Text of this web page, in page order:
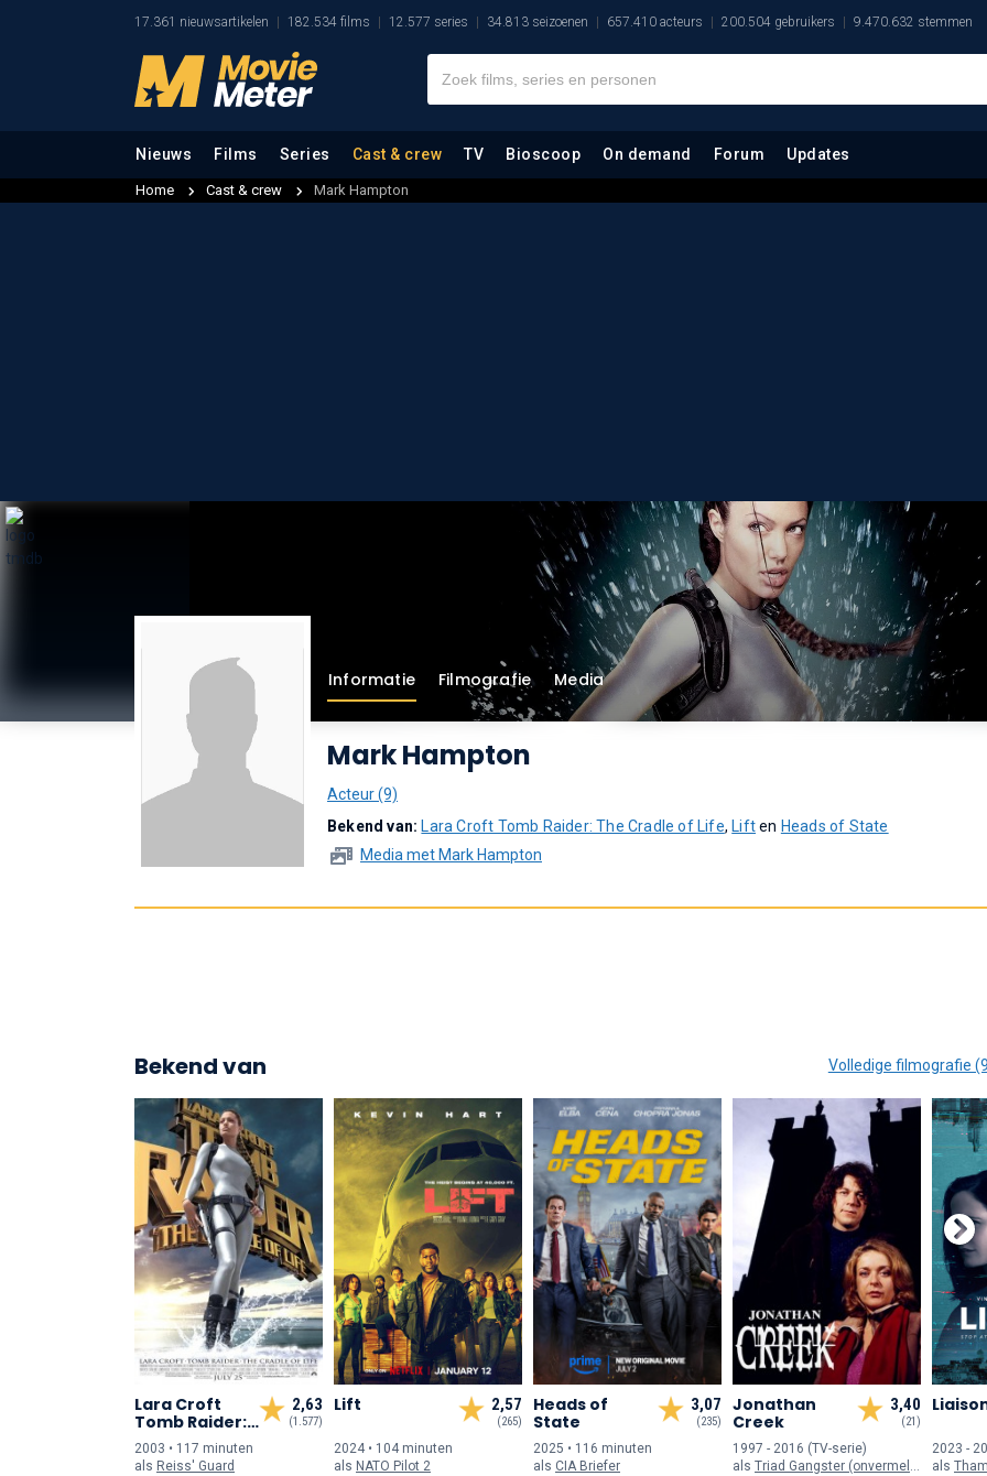
17.361 nieuwsartikelen 182.534 films 12.577 series 34.813 seizoenen 657.410 acteurs 200.504 gebruikers 9.470.632 stemmen
Nieuws Films Series Cast & crew TV Bioscoop On demand Forum Updates
Home Cast & crew Mark Hampton
Informatie Filmografie Media
Mark Hampton
Acteur (9)
Bekend van: Lara Croft Tomb Raider: The Cradle of Life, Liften Heads of State
Media met Mark Hampton
Bekend van Volledige filmografie
2,63
(1.577)
Lara Croft
Tomb Raider:
The Cradle of
Life
2003 • 117 minuten
als Reiss' Guard
2,57
(265)
Lift
2024 • 104 minuten
als NATO Pilot 2
3,07
(235)
Heads of
State
2025 • 116 minuten
als CIA Briefer
3,40
(21)
Jonathan
Creek
1997 - 2016 (TV-serie)
als Triad Gangster (onvermeld)
2023 -
als